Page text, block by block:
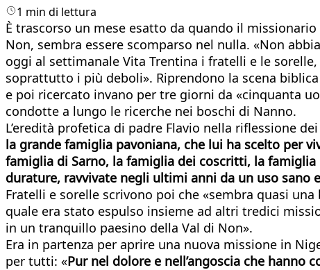
1 min di lettura
È trascorso un mese esatto da quando il
Non, sembra essere scomparso nel nulla. «Non
oggi al settimanale Vita Trentina i fratelli e le
soprattutto i più deboli». Riprendono la scena
e poi ricercato invano per tre giorni da «cinquanta
condotte a lungo le ricerche nei boschi di Nanno.
L’eredità profetica di padre Flavio nella riflessione
la grande famiglia pavoniana, che lui ha scelto per
famiglia di Sarno, la famiglia dei coscritti, la
durature, ravvivate negli ultimi anni da un uso sano
Fratelli e sorelle scrivono poi che «sembra quasi
quale era stato espulso insieme ad altri tredici
in un tranquillo paesino della Val di Non».
Era in partenza per aprire una nuova missione in
per tutti: «Pur nel dolore e nell’angoscia che